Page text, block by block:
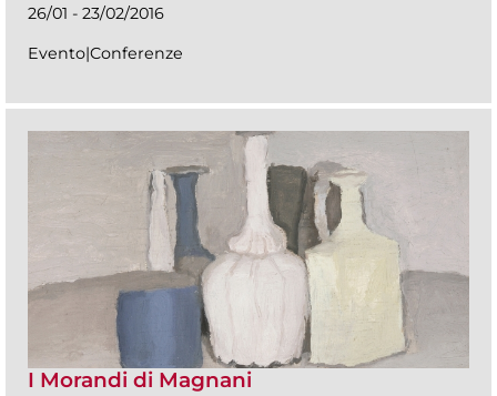
26/01 - 23/02/2016
Evento|Conferenze
I Morandi di Magnani